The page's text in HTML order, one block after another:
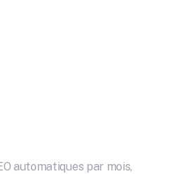
automatiques par mois,